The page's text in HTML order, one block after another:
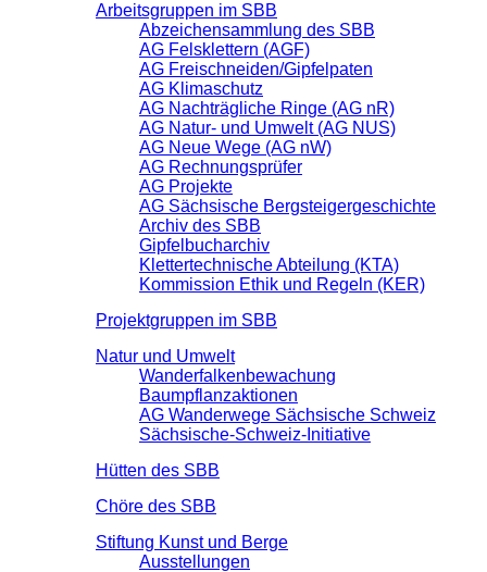
Arbeitsgruppen im SBB
Abzeichensammlung des SBB
AG Felsklettern (AGF)
AG Freischneiden/Gipfelpaten
AG Klimaschutz
AG Nachträgliche Ringe (AG nR)
AG Natur- und Umwelt (AG NUS)
AG Neue Wege (AG nW)
AG Rechnungsprüfer
AG Projekte
AG Sächsische Bergsteigergeschichte
Archiv des SBB
Gipfelbucharchiv
Klettertechnische Abteilung (KTA)
Kommission Ethik und Regeln (KER)
Projektgruppen im SBB
Natur und Umwelt
Wanderfalkenbewachung
Baumpflanzaktionen
AG Wanderwege Sächsische Schweiz
Sächsische-Schweiz-Initiative
Hütten des SBB
Chöre des SBB
Stiftung Kunst und Berge
Ausstellungen